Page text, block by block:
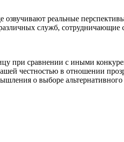
реальные
служб, сотрудничающие
при сравнении с иными
честностью в отношении
о выборе альтернативного